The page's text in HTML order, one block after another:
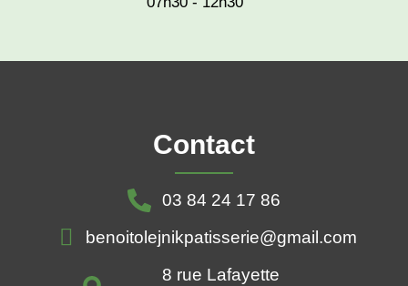
Contact
03 84 24 17 86
benoitolejnikpatisserie@gmail.com
8 rue Lafayette